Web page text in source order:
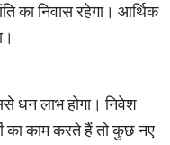
का निवास रहेगा। आर्थिक
लाभ होगा। निवेश
का काम करते हैं तो कुछ नए